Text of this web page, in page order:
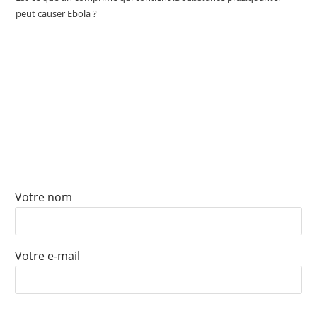
peut causer Ebola ?
Votre nom
Votre e-mail